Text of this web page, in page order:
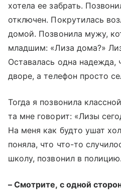
хотела ее забрать.
отключен. Покрутилась
домой. Позвонила мужу,
младшим: «Лиза дома?»
Оставалась одна надежда,
дворе, а телефон просто
Тогда я позвонила
та мне говорит: «Лизы
На меня как будто ушат
поняла, что что-то
школу, позвонил в
– Смотрите, с одной